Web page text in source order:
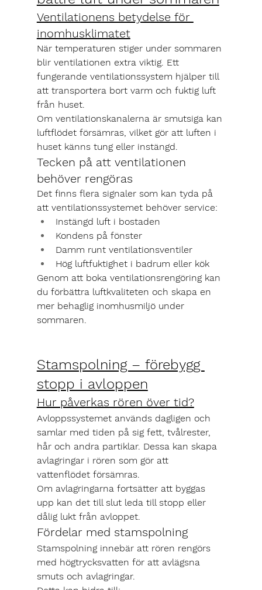
Ventilationens betydelse för
inomhusklimatet
När temperaturen stiger under sommaren
blir ventilationen extra viktig. Ett
fungerande ventilationssystem hjälper till
att transportera bort varm och fuktig luft
från huset.
Om ventilationskanalerna är smutsiga kan
luftflödet försämras, vilket gör att luften i
huset känns tung eller instängd.
Tecken på att ventilationen
behöver rengöras
Det finns flera signaler som kan tyda på
att ventilationssystemet behöver service:
Instängd luft i bostaden
Kondens på fönster
Damm runt ventilationsventiler
Hög luftfuktighet i badrum eller kök
Genom att boka ventilationsrengöring kan
du förbättra luftkvaliteten och skapa en
mer behaglig inomhusmiljö under
sommaren.
Stamspolning – förebygg
stopp i avloppen
Hur påverkas rören över tid?
Avloppssystemet används dagligen och
samlar med tiden på sig fett, tvålrester,
hår och andra partiklar. Dessa kan skapa
avlagringar i rören som gör att
vattenflödet försämras.
Om avlagringarna fortsätter att byggas
upp kan det till slut leda till stopp eller
dålig lukt från avloppet.
Fördelar med stamspolning
Stamspolning innebär att rören rengörs
med högtrycksvatten för att avlägsna
smuts och avlagringar.